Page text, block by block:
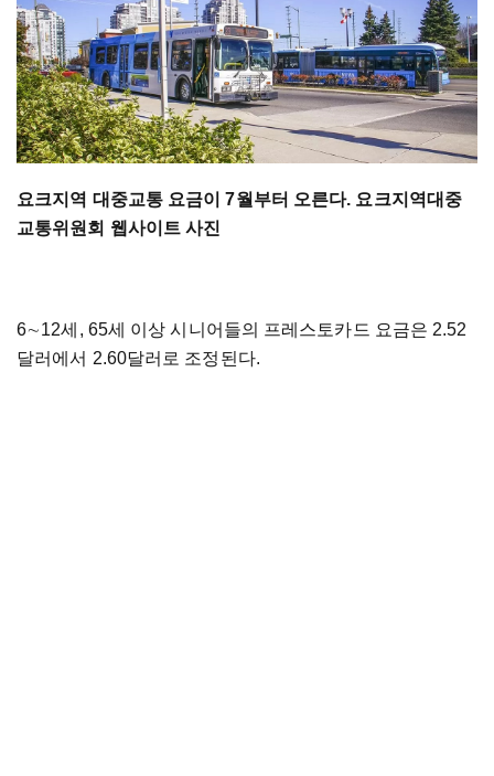
요크지역 대중교통 요금이 7월부터 오른다. 요크지역대중
교통위원회 웹사이트 사진
6∼12세, 65세 이상 시니어들의 프레스토카드 요금은 2.52
달러에서 2.60달러로 조정된다.